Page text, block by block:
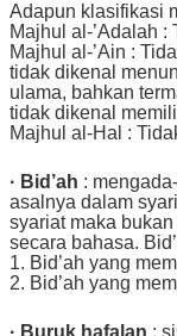
Adapun klasifikasi
Majhul al-’Adalah
Majhul al-’Ain :
tidak dikenal
ulama, bahkan
tidak dikenal
Majhul al-Hal :
· Bid’ah :
asalnya dalam
syariat maka
secara bahasa.
1. Bid’ah yang
2. Bid’ah yang
· Buruk hafalan :